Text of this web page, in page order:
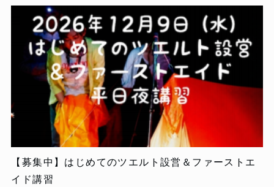
【募集中】はじめてのツエルト設営＆ファーストエ
イド講習